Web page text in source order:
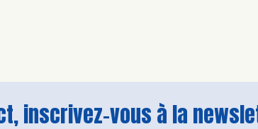
inscrivez-vous à la